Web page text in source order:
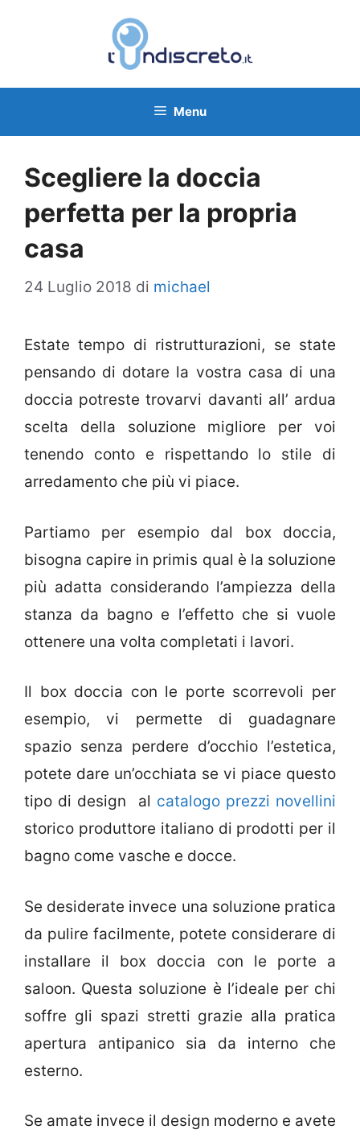
Menu
Scegliere la doccia
perfetta per la propria
casa
24 Luglio 2018 di michael
Estate tempo di ristrutturazioni, se state
pensando di dotare la vostra casa di una
doccia potreste trovarvi davanti all’ ardua
scelta della soluzione migliore per voi
tenendo conto e rispettando lo stile di
arredamento che più vi piace.
Partiamo per esempio dal box doccia,
bisogna capire in primis qual è la soluzione
più adatta considerando l’ampiezza della
stanza da bagno e l’effetto che si vuole
ottenere una volta completati i lavori.
Il box doccia con le porte scorrevoli per
esempio, vi permette di guadagnare
spazio senza perdere d’occhio l’estetica,
potete dare un’occhiata se vi piace questo
tipo di design al catalogo prezzi novellini
storico produttore italiano di prodotti per il
bagno come vasche e docce.
Se desiderate invece una soluzione pratica
da pulire facilmente, potete considerare di
installare il box doccia con le porte a
saloon. Questa soluzione è l’ideale per chi
soffre gli spazi stretti grazie alla pratica
apertura antipanico sia da interno che
esterno.
Se amate invece il design moderno e avete